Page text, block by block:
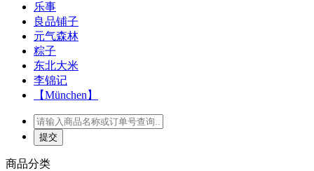
乐事
良品铺子
元气森林
粽子
东北大米
李锦记
【München】
商品分类